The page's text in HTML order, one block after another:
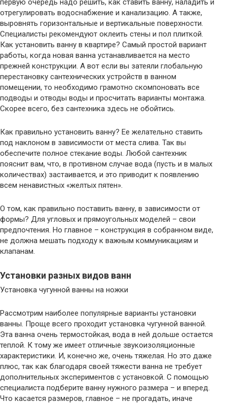
первую очередь надо решить, как ставить ванну, наладить и
отрегулировать водоснабжение и канализацию. А также,
выровнять горизонтальные и вертикальные поверхности.
Специалисты рекомендуют оклеить стены и пол плиткой.
Как установить ванну в квартире? Самый простой вариант
работы, когда новая ванна устанавливается на место
прежней конструкции. А вот если вы затеяли глобальную
перестановку сантехнических устройств в ванном
помещении, то необходимо грамотно скомпоновать все
подводы и отводы воды и просчитать варианты монтажа.
Скорее всего, без сантехника здесь не обойтись.
Как правильно установить ванну? Ее желательно ставить
под наклоном в зависимости от места слива. Так вы
обеспечите полное стекание воды. Любой сантехник
пояснит вам, что, в противном случае вода (пусть и в малых
количествах) застаивается, и это приводит к появлению
всем ненавистных «желтых пятен».
О том, как правильно поставить ванну, в зависимости от
формы? Для угловых и прямоугольных моделей – свои
предпочтения. Но главное – конструкция в собранном виде,
не должна мешать подходу к важным коммуникациям и
клапанам.
Установки разных видов ванн
Установка чугунной ванны на ножки
Рассмотрим наиболее популярные варианты установки
ванны. Проще всего проходит установка чугунной ванной.
Эта ванна очень термостойкая, вода в ней дольше остается
теплой. К тому же имеет отличные звукоизоляционные
характеристики. И, конечно же, очень тяжелая. Но это даже
плюс, так как благодаря своей тяжести ванна не требует
дополнительных экспериментов с установкой. С помощью
специалиста подберите ванну нужного размера – и вперед.
Что касается размеров, главное – не прогадать, иначе